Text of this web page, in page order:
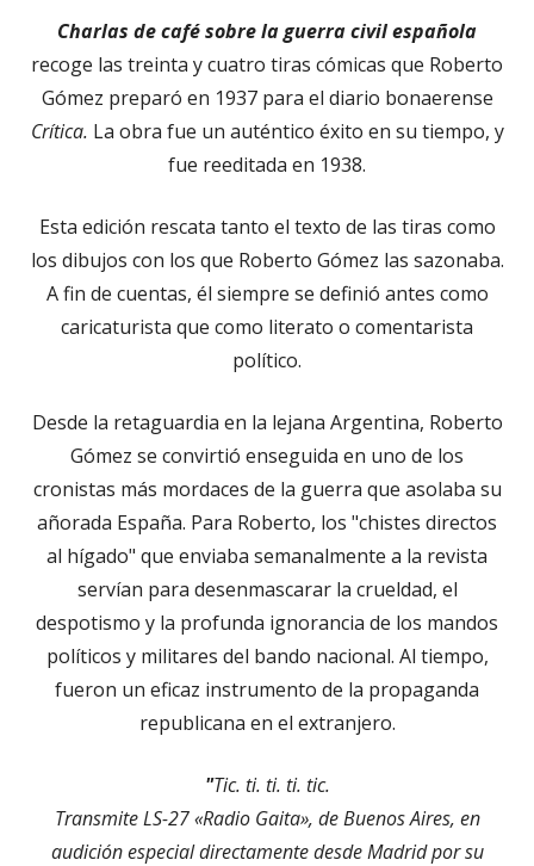
Charlas de café sobre la guerra civil española
recoge las treinta y cuatro tiras cómicas que Roberto
Gómez preparó en 1937 para el diario bonaerense
Crítica. La obra fue un auténtico éxito en su tiempo, y
fue reeditada en 1938.
Esta edición rescata tanto el texto de las tiras como
los dibujos con los que Roberto Gómez las sazonaba.
A fin de cuentas, él siempre se definió antes como
caricaturista que como literato o comentarista
político.
Desde la retaguardia en la lejana Argentina, Roberto
Gómez se convirtió enseguida en uno de los
cronistas más mordaces de la guerra que asolaba su
añorada España. Para Roberto, los "chistes directos
al hígado" que enviaba semanalmente a la revista
servían para desenmascarar la crueldad, el
despotismo y la profunda ignorancia de los mandos
políticos y militares del bando nacional. Al tiempo,
fueron un eficaz instrumento de la propaganda
republicana en el extranjero.
"Tic. ti. ti. ti. tic.
Transmite LS-27 «Radio Gaita», de Buenos Aires, en
audición especial directamente desde Madrid por su